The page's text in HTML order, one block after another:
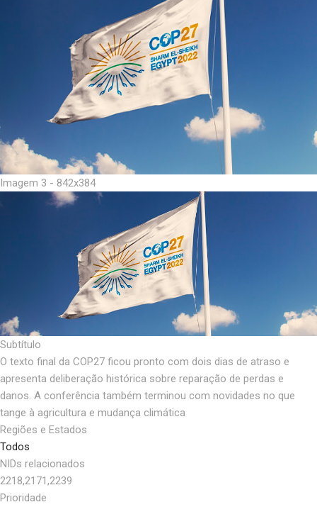
Imagem 3 - 842x384
Subtítulo
O texto final da COP27 ficou pronto com dois dias de atraso e
apresenta deliberação histórica sobre reparação de perdas e
danos. A conferência também terminou com novidades no que
tange à agricultura e mudança climática
Regiões e Estados
Todos
NIDs relacionados
2218,2171,2239
Prioridade